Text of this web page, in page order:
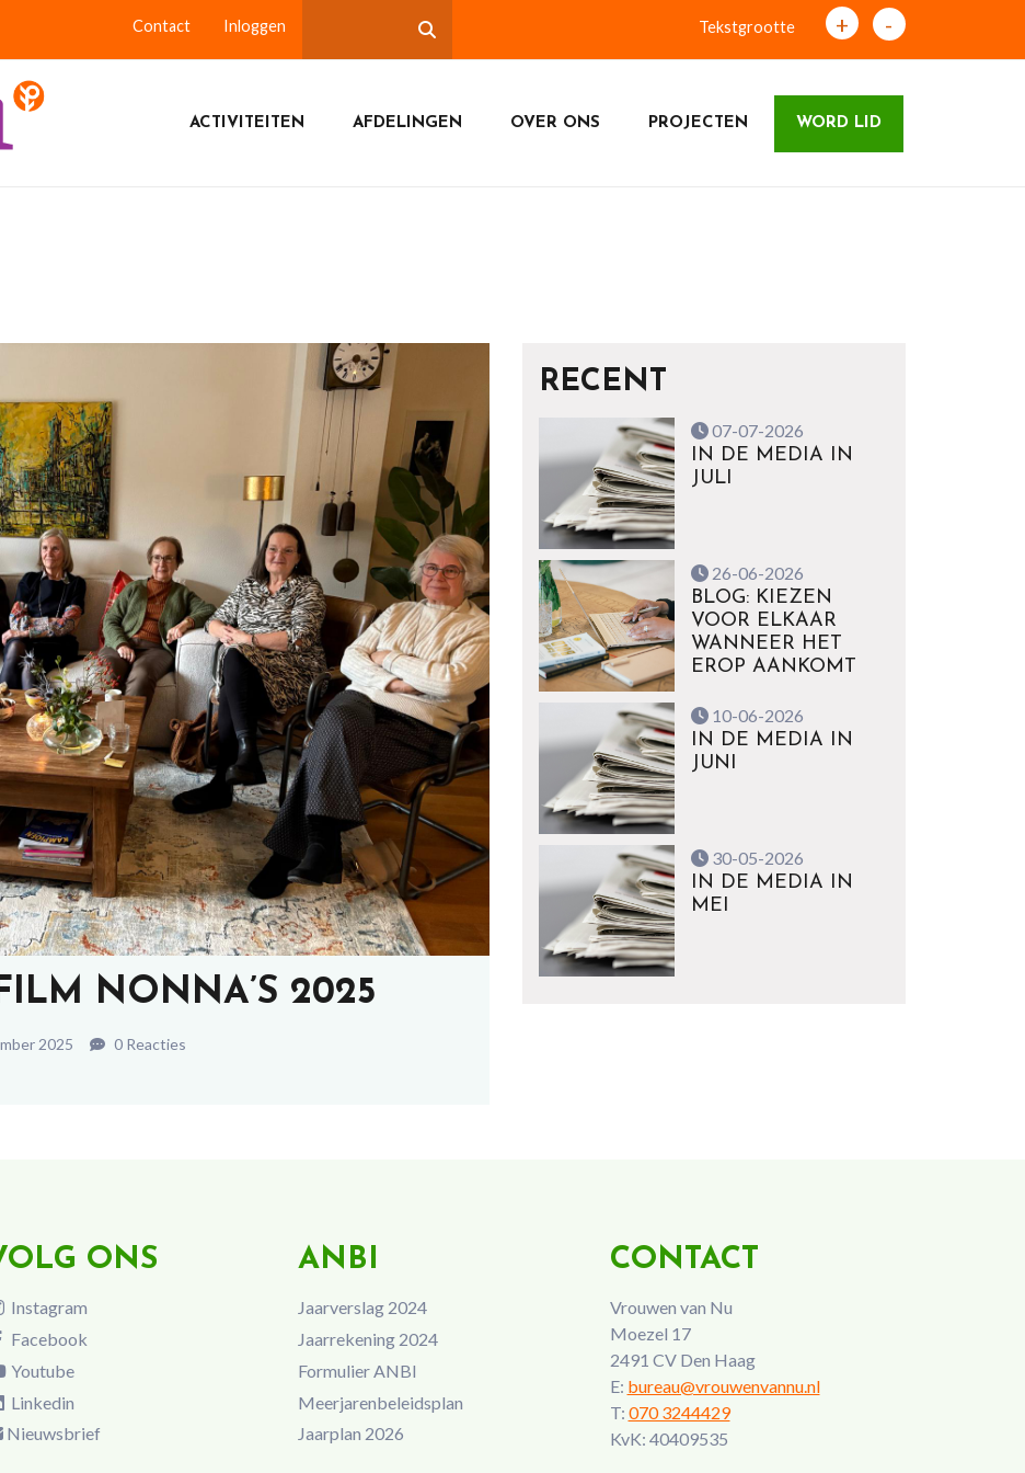
Contact Inloggen Tekstgrootte + -
ACTIVITEITEN AFDELINGEN OVER ONS PROJECTEN WORD LID
NONNA’S 2025
2025 0 Reacties
RECENT
07-07-2026
IN DE MEDIA IN
JULI
26-06-2026
BLOG: KIEZEN
VOOR ELKAAR
WANNEER HET
EROP AANKOMT
10-06-2026
IN DE MEDIA IN
JUNI
30-05-2026
IN DE MEDIA IN
MEI
ONS
Instagram
Facebook
Youtube
Linkedin
Nieuwsbrief
ANBI
Jaarverslag 2024
Jaarrekening 2024
Formulier ANBI
Meerjarenbeleidsplan
Jaarplan 2026
CONTACT
Vrouwen van Nu
Moezel 17
2491 CV Den Haag
E: bureau@vrouwenvannu.nl
T: 070 3244429
KvK: 40409535